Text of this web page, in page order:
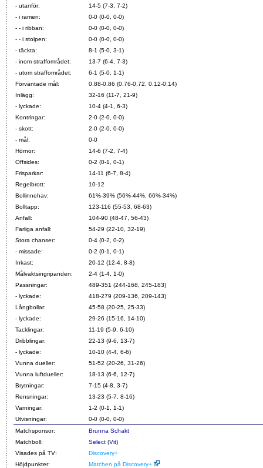
- utanför:
14-5 (7-3, 7-2)
- i ramen:
0-0 (0-0, 0-0)
- - i ribban:
0-0 (0-0, 0-0)
- - i stolpen:
0-0 (0-0, 0-0)
- täckta:
8-1 (5-0, 3-1)
- inom straffområdet:
13-7 (6-4, 7-3)
- utom straffområdet:
6-1 (5-0, 1-1)
Förväntade mål:
0.88-0.86 (0.76-0.72, 0.12-0.14)
Inlägg:
32-16 (11-7, 21-9)
- lyckade:
10-4 (4-1, 6-3)
Kontringar:
2-0 (2-0, 0-0)
- skott:
2-0 (2-0, 0-0)
- mål:
0-0
Hörnor:
14-6 (7-2, 7-4)
Offsides:
0-2 (0-1, 0-1)
Frisparkar:
14-11 (6-7, 8-4)
Regelbrott:
10-12
Bollinnehav:
61%-39% (56%-44%, 66%-34%)
Bolltapp:
123-116 (55-53, 68-63)
Anfall:
104-90 (48-47, 56-43)
Farliga anfall:
54-29 (22-10, 32-19)
Stora chanser:
0-4 (0-2, 0-2)
- missade:
0-2 (0-1, 0-1)
Inkast:
20-12 (12-4, 8-8)
Målvaktsingripanden:
2-4 (1-4, 1-0)
Passningar:
489-351 (244-168, 245-183)
- lyckade:
418-279 (209-136, 209-143)
Långbollar:
45-58 (20-25, 25-33)
- lyckade:
29-26 (15-16, 14-10)
Tacklingar:
11-19 (5-9, 6-10)
Dribblingar:
22-13 (9-6, 13-7)
- lyckade:
10-10 (4-4, 6-6)
Vunna dueller:
51-52 (20-26, 31-26)
Vunna luftdueller:
18-13 (6-6, 12-7)
Brytningar:
7-15 (4-8, 3-7)
Rensningar:
13-23 (5-7, 8-16)
Varningar:
1-2 (0-1, 1-1)
Utvisningar:
0-0 (0-0, 0-0)
Matchsponsor:
Brunna Schakt
Matchboll:
Select (Vit)
Visades på TV:
Discovery+
Höjdpunkter:
Matchen på Discovery+